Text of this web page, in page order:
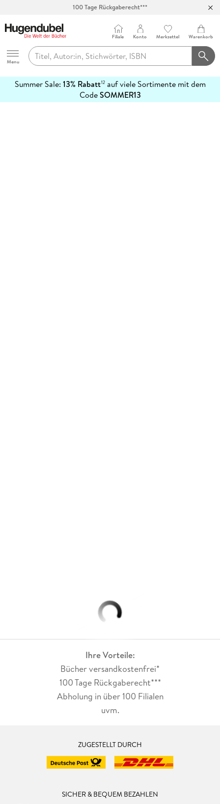
100 Tage Rückgaberecht***
Hugendubel
Menu
Filiale Konto Merkzettel Warenkorb
Summer Sale: 13% Rabatt12auf viele Sortimente mit dem
CodeSOMMER13
erfahren
Ihre Vorteile:
Bücher versandkostenfrei*
100 Tage Rückgaberecht***
Abholung in über 100 Filialen
uvm.
ZUGESTELLT DURCH
SICHER & BEQUEM BEZAHLEN